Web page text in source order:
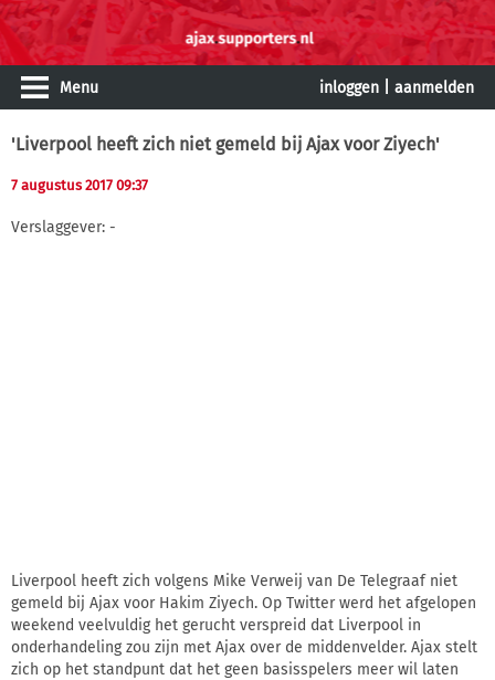
Menu inloggen aanmelden
'Liverpool heeft zich niet gemeld bij Ajax voor Ziyech'
7 augustus 2017 09:37
Verslaggever: -
Liverpool heeft zich volgens Mike Verweij van De Telegraaf niet
gemeld bij Ajax voor Hakim Ziyech. Op Twitter werd het afgelopen
weekend veelvuldig het gerucht verspreid dat Liverpool in
onderhandeling zou zijn met Ajax over de middenvelder. Ajax stelt
zich op het standpunt dat het geen basisspelers meer wil laten